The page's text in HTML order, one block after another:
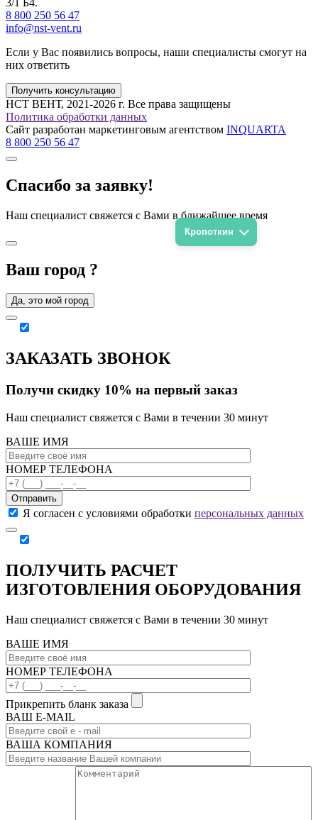
Кропоткин
8 800 250 56 47
info@nst-vent.ru
Если у Вас появились вопросы, наши специалисты смогут на
них ответить
Получить консультацию
НСТ ВЕНТ, 2021-2026 г. Все права защищены
Политика обработки данных
Сайт разработан маркетинговым агентством INQUARTA
8 800 250 56 47
Спасибо за заявку!
Наш специалист свяжется с Вами в ближайшее время
Ваш город ?
Да, это мой город
ЗАКАЗАТЬ ЗВОНОК
Получи скидку 10% на первый заказ
Наш специалист свяжется с Вами в течении 30 минут
ВАШЕ ИМЯ
НОМЕР ТЕЛЕФОНА
Отправить
Я согласен с условиями обработки персональных данных
ПОЛУЧИТЬ РАСЧЕТ
ИЗГОТОВЛЕНИЯ ОБОРУДОВАНИЯ
Наш специалист свяжется с Вами в течении 30 минут
ВАШЕ ИМЯ
НОМЕР ТЕЛЕФОНА
Прикрепить бланк заказа
ВАШ Е-МAIL
ВАША КОМПАНИЯ